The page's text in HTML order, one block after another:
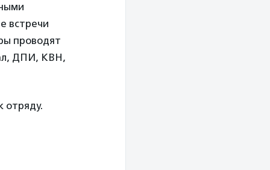
встречи
проводят
ДПИ, КВН,
отряду.